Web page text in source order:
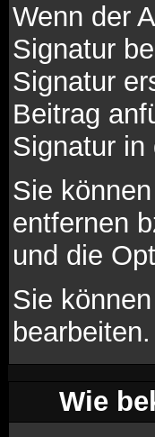
Wenn der
Signatur
Signatur
Beitrag
Signatur in
Sie
entfernen
und die
Sie
bearbeiten.
Wie